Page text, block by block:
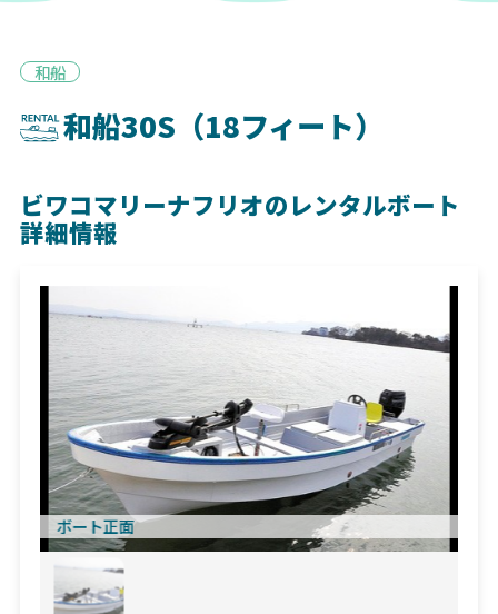
和船
和船30S（18フィート）
ビワコマリーナフリオのレンタルボート
詳細情報
ボート正面